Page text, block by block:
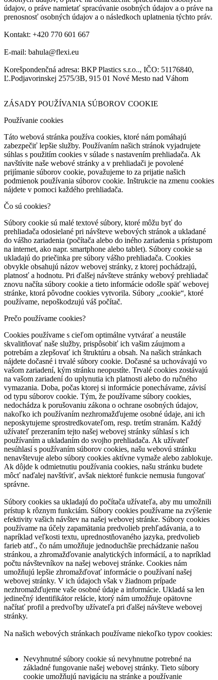
údajov, o práve namietať spracúvanie osobných údajov a o práve na
prenosnosť osobných údajov a o následkoch uplatnenia týchto práv.
Kontakt: +420 770 601 667
E-mail: bahula@flexi.eu
Korešpondenčná adresa: BKP Plastics s.r.o.., IČO: 51176840,
Ľ.Podjavorinskej 2575/3B, 915 01 Nové Mesto nad Váhom
ZÁSADY POUŽÍVANIA SÚBOROV COOKIE
Používanie cookies
Táto webová stránka používa cookies, ktoré nám pomáhajú
zabezpečiť lepšie služby. Používaním našich stránok vyjadrujete
súhlas s použitím cookies v súlade s nastavením prehliadača. Ak
navštívite naše webové stránky a v prehliadači je povolené
prijímanie súborov cookie, považujeme to za prijatie našich
podmienok používania súborov cookie. Inštrukcie na zmenu cookies
nájdete v pomoci každého prehliadača.
Čo sú cookies?
Súbory cookie sú malé textové súbory, ktoré môžu byť do
prehliadača odosielané pri návšteve webových stránok a ukladané
do vášho zariadenia (počítača alebo do iného zariadenia s prístupom
na internet, ako napr. smartphone alebo tablet). Súbory cookie sa
ukladajú do priečinka pre súbory vášho prehliadača. Cookies
obvykle obsahujú názov webovej stránky, z ktorej pochádzajú,
platnosť a hodnotu. Pri ďalšej návšteve stránky webový prehliadač
znovu načíta súbory cookie a tieto informácie odošle späť webovej
stránke, ktorá pôvodne cookies vytvorila. Súbory „cookie“, ktoré
používame, nepoškodzujú váš počítač.
Prečo používame cookies?
Cookies používame s cieľom optimálne vytvárať a neustále
skvalitňovať naše služby, prispôsobiť ich vašim záujmom a
potrebám a zlepšovať ich štruktúru a obsah. Na našich stránkach
nájdete dočasné i trvalé súbory cookie. Dočasné sa uchovávajú vo
vašom zariadení, kým stránku neopustíte. Trvalé cookies zostávajú
na vašom zariadení do uplynutia ich platnosti alebo do ručného
vymazania. Doba, počas ktorej si informácie ponechávame, závisí
od typu súborov cookie. Tým, že používame súbory cookies,
nedochádza k porušovaniu zákona o ochrane osobných údajov,
nakoľko ich používaním nezhromažďujeme osobné údaje, ani ich
neposkytujeme sprostredkovateľom, resp. tretím stranám. Každý
užívateľ prezeraním tejto našej webovej stránky súhlasí s ich
používaním a ukladaním do svojho prehliadača. Ak užívateľ
nesúhlasí s používaním súborov cookies, našu webovú stránku
nenavštevuje alebo súbory cookies aktívne vymaže alebo zablokuje.
Ak dôjde k odmietnutiu používania cookies, našu stránku budete
môcť naďalej navštíviť, avšak niektoré funkcie nemusia fungovať
správne.
Súbory cookies sa ukladajú do počítača užívateľa, aby mu umožnili
prístup k rôznym funkciám. Súbory cookies používame na zvýšenie
efektivity vašich návštev na našej webovej stránke. Súbory cookies
používame na účely zapamätania predvolieb prehľadávania, a to
napríklad veľkosti textu, uprednostňovaného jazyka, predvolieb
farieb atď., čo nám umožňuje jednoduchšie prechádzanie našou
stránkou, a zhromažďovanie analytických informácií, a to napríklad
počtu návštevníkov na našej webovej stránke. Cookies nám
umožňujú lepšie zhromažďovať informácie o používaní našej
webovej stránky. V ich údajoch však v žiadnom prípade
nezhromažďujeme vaše osobné údaje a informácie. Ukladá sa len
jedinečný identifikátor relácie, ktorý nám umožňuje opätovne
načítať profil a predvoľby užívateľa pri ďalšej návšteve webovej
stránky.
Na našich webových stránkach používame niekoľko typov cookies:
Nevyhnutné súbory cookie sú nevyhnutne potrebné na
základné fungovanie našej webovej stránky. Tieto súbory
cookie umožňujú navigáciu na stránke a používanie